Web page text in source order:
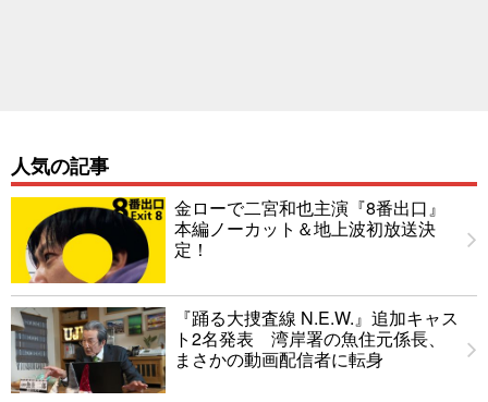
人気の記事
金ローで二宮和也主演『8番出口』
本編ノーカット＆地上波初放送決
定！
『踊る大捜査線 N.E.W.』追加キャス
ト2名発表 湾岸署の魚住元係長、
まさかの動画配信者に転身